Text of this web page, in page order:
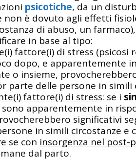
psicotiche, da un
non è dovuto agli effetti
di abuso, un
in base al tipo:
fattore(i) di stress (psicosi
dopo, e apparentemente
o insieme,
parte delle persone in simili
fattore(i) di stress: se i
apparentemente in
significativi
in simili circostanze e
se con insorgenza nel post-
dal parto.